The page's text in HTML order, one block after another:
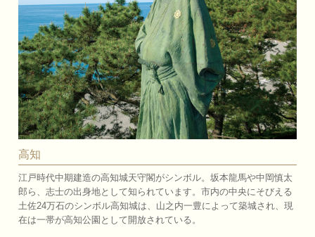
高知
江戸時代中期建造の高知城天守閣がシンボル。坂本龍馬や中岡慎太
郎ら、志士の出身地として知られています。市内の中央にそびえる
土佐24万石のシンボル高知城は、山之内一豊によって築城され、現
在は一帯が高知公園として開放されている。